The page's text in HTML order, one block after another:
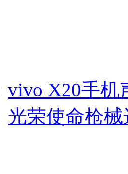
vivo X20手机
光荣使命枪